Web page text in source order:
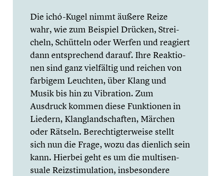
Die ichó-Kugel nimmt äußere Reize
wahr, wie zum Beispiel Drücken, Strei­
cheln, Schütteln oder Werfen und reagiert
dann entspre­chend darauf. Ihre Reaktio­
nen sind ganz vielfäl­tig und reichen von
farbigem Leuchten, über Klang und
Musik bis hin zu Vibration. Zum
Ausdruck kommen diese Funktio­nen in
Liedern, Klang­land­schaf­ten, Märchen
oder Rätseln. Berech­tig­ter­weise stellt
sich nun die Frage, wozu das dienlich sein
kann. Hierbei geht es um die multi­sen­
suale Reizsti­mu­la­tion, insbe­son­dere